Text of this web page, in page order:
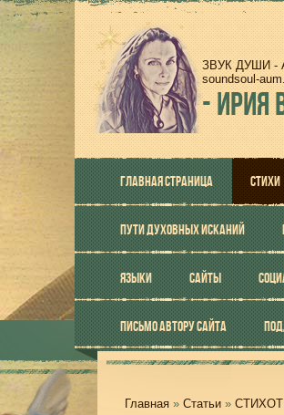
ЗВУК ДУШИ -
soundsoul-
-ИРИЯ
ГЛАВНАЯ СТРАНИЦА СТИХИ
ПУТИ ДУХОВНЫХ ИСКАНИЙ
ЯЗЫКИ САЙТЫ
ПИСЬМО АВТОРУ САЙТА
Главная » Статьи »